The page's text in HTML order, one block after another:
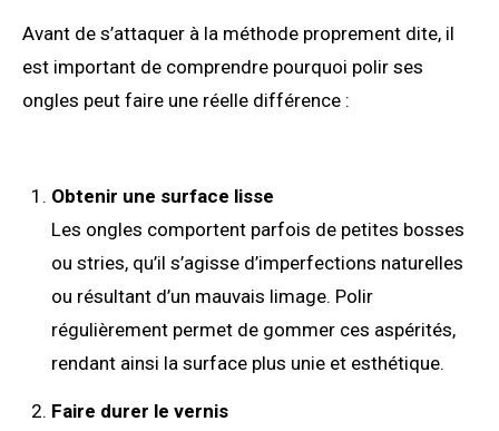
Avant de s’attaquer à la méthode proprement dite, il
est important de comprendre pourquoi polir ses
ongles peut faire une réelle différence :
Obtenir une surface lisse
Les ongles comportent parfois de petites bosses
ou stries, qu’il s’agisse d’imperfections naturelles
ou résultant d’un mauvais limage. Polir
régulièrement permet de gommer ces aspérités,
rendant ainsi la surface plus unie et esthétique.
Faire durer le vernis